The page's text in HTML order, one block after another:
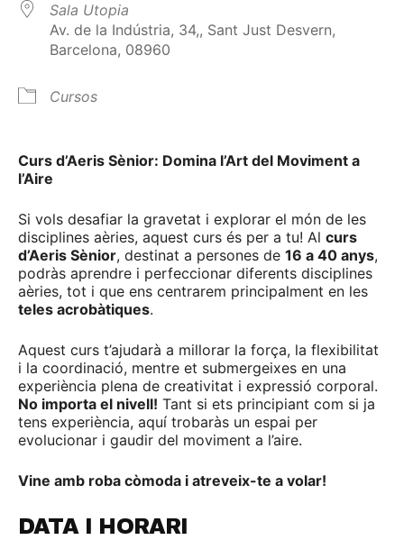
Sala Utopia
Av. de la Indústria, 34,, Sant Just Desvern,
Barcelona, 08960
Cursos
Curs d’Aeris Sènior: Domina l’Art del Moviment a
l’Aire
Si vols desafiar la gravetat i explorar el món de les
disciplines aèries, aquest curs és per a tu! Al curs
d’Aeris Sènior, destinat a persones de 16 a 40 anys,
podràs aprendre i perfeccionar diferents disciplines
aèries, tot i que ens centrarem principalment en les
teles acrobàtiques.
Aquest curs t’ajudarà a millorar la força, la flexibilitat
i la coordinació, mentre et submergeixes en una
experiència plena de creativitat i expressió corporal.
No importa el nivell! Tant si ets principiant com si ja
tens experiència, aquí trobaràs un espai per
evolucionar i gaudir del moviment a l’aire.
Vine amb roba còmoda i atreveix-te a volar!
DATA I HORARI